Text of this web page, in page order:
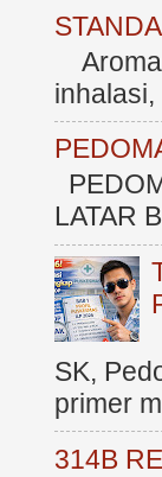
LATAR
SK,
primer
314B